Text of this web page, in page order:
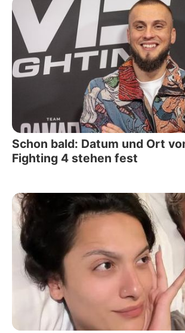
Schon bald: Datum und Ort
Fighting 4 stehen fest